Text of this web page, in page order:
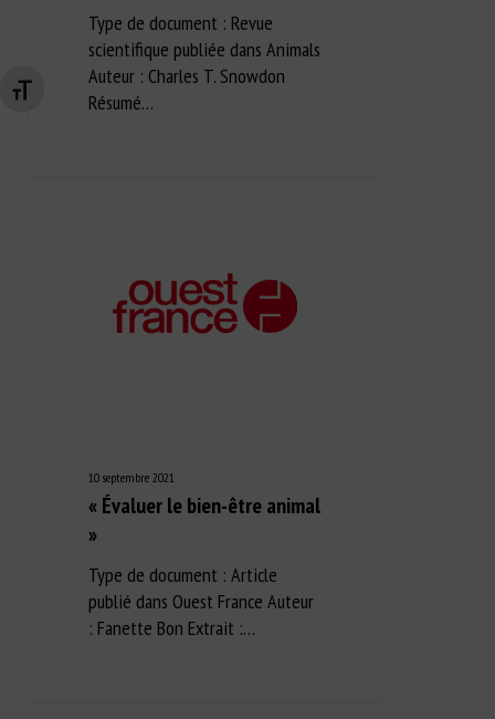
Changer la taille de la police
Type de document : Revue
scientifique publiée dans Animals
Auteur : Charles T. Snowdon
Résumé…
10 septembre 2021
« Évaluer le bien-être animal
»
Type de document : Article
publié dans Ouest France Auteur
: Fanette Bon Extrait :…